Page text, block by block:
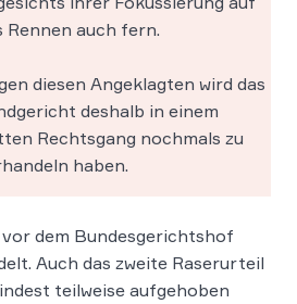
Rennen auch fern.
diesen Angeklagten wird das
deshalb in einem
Rechtsgang nochmals zu
haben.
vor dem Bundesgerichtshof
Auch das zweite Raserurteil
teilweise aufgehoben